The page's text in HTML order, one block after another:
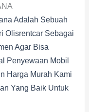
Adalah Sebuah
Olisrentcar Sebagai
Agar Bisa
Penyewaan Mobil
Harga Murah Kami
Yang Baik Untuk